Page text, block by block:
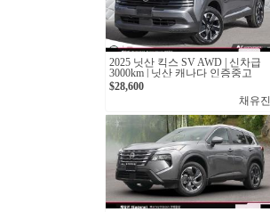
2025 닛산 킥스 SV AWD | 신차급
3000km | 닛산 캐나다 인증중고
$28,600
채유진